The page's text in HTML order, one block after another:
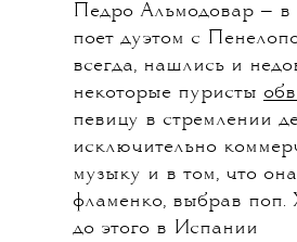
Педро Альмодовар — в
поет дуэтом с
всегда, нашлись и
некоторые пуристы
певицу в стремлении
исключительно
музыку и в том, что
фламенко, выбрав поп.
до этого в Испании